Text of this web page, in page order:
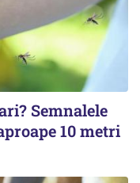
Semnalele
10 metri